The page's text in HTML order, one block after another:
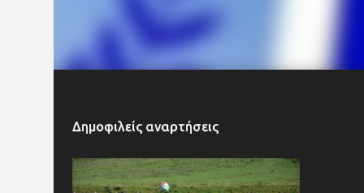
Δημοφιλείς αναρτήσεις